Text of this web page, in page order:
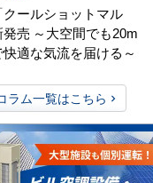
寒冷地用
ン 農業用エ
クールショットマル
売 ～大空間でも20m
適な気流を届ける～
ラム一覧はこちら